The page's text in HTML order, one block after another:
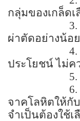
กลุ่มของเกล็ด
ผ่าตัดอย่างน้อย
ประโยชน์ ไม่ค
จาคโลหิตให้กั
จำเป็นต้องใช้